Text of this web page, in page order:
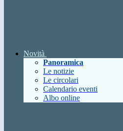
Novità
Panoramica
Le notizie
Le circolari
Calendario eventi
Albo online